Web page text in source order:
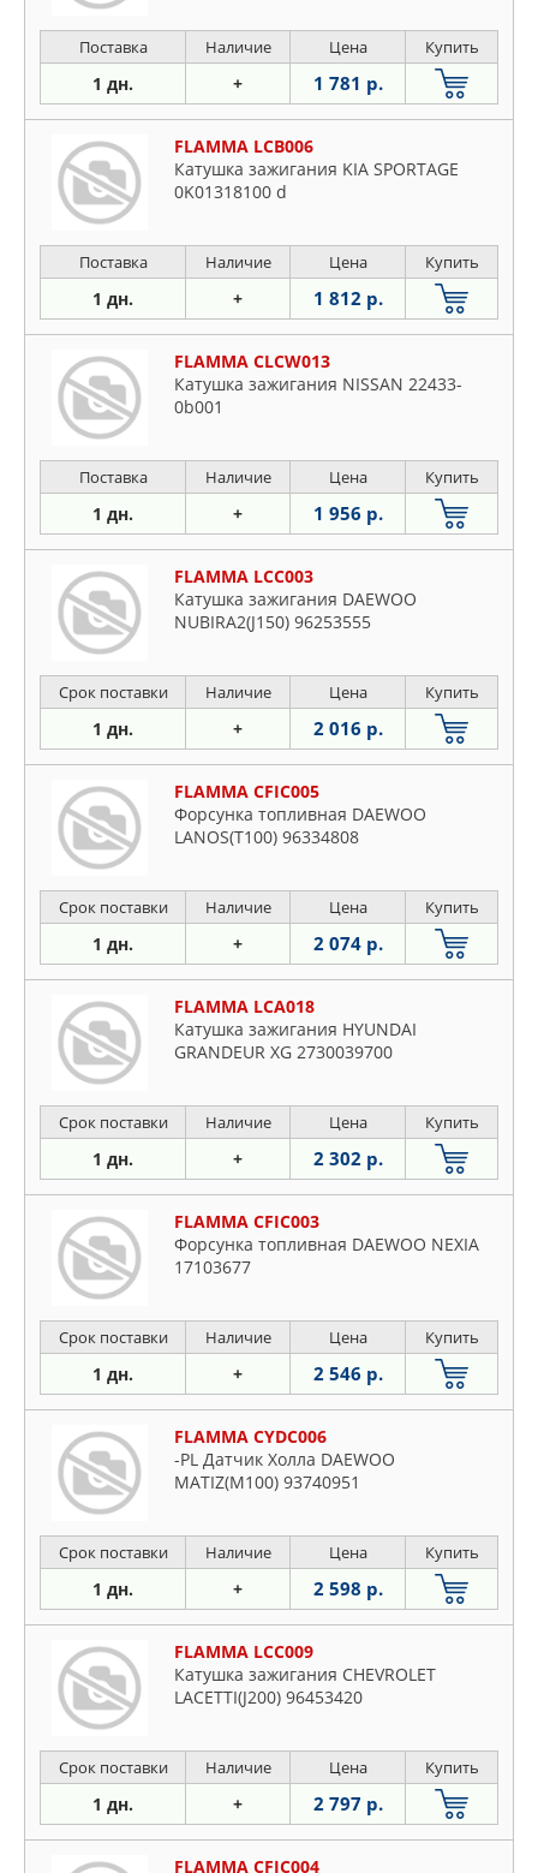
Поставка Наличие Цена Купить
1 дн. + 1 781 р.
FLAMMA LCB006
Катушка зажигания KIA SPORTAGE
0K01318100 d
Поставка Наличие Цена Купить
1 дн. + 1 812 р.
FLAMMA CLCW013
Катушка зажигания NISSAN 22433-
0b001
Поставка Наличие Цена Купить
1 дн. + 1 956 р.
FLAMMA LCC003
Катушка зажигания DAEWOO
NUBIRA2(J150) 96253555
Срок поставки Наличие Цена Купить
1 дн. + 2 016 р.
FLAMMA CFIC005
Форсунка топливная DAEWOO
LANOS(T100) 96334808
Срок поставки Наличие Цена Купить
1 дн. + 2 074 р.
FLAMMA LCA018
Катушка зажигания HYUNDAI
GRANDEUR XG 2730039700
Срок поставки Наличие Цена Купить
1 дн. + 2 302 р.
FLAMMA CFIC003
Форсунка топливная DAEWOO NEXIA
17103677
Срок поставки Наличие Цена Купить
1 дн. + 2 546 р.
FLAMMA CYDC006
-PL Датчик Холла DAEWOO
MATIZ(M100) 93740951
Срок поставки Наличие Цена Купить
1 дн. + 2 598 р.
FLAMMA LCC009
Катушка зажигания CHEVROLET
LACETTI(J200) 96453420
Срок поставки Наличие Цена Купить
1 дн. + 2 797 р.
FLAMMA CFIC004